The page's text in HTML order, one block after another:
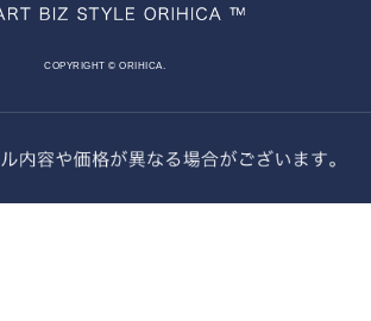
COPYRIGHT © ORIHICA.